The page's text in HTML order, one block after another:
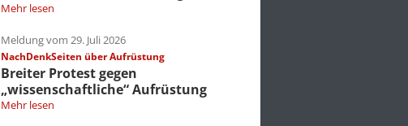
Mehr lesen
Meldung vom 29. Juli 2026
NachDenkSeiten über Aufrüstung
Breiter Protest gegen
„wissenschaftliche“ Aufrüstung
Mehr lesen